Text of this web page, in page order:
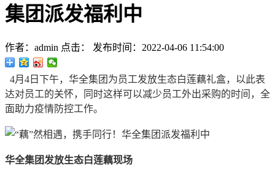
集团派发福利中
作者：admin 点击： 发布时间：2022-04-06 11:54:00
4月4日下午，华全集团为员工发放生态白莲藕礼盒，以此表
达对员工的关怀，同时这样可以减少员工外出采购的时间，全
面助力疫情防控工作。
华全集团发放生态白莲藕现场